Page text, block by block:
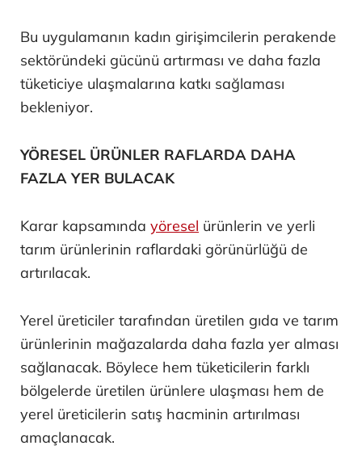
Bu uygulamanın kadın girişimcilerin perakende
sektöründeki gücünü artırması ve daha fazla
tüketiciye ulaşmalarına katkı sağlaması
bekleniyor.
YÖRESEL ÜRÜNLER RAFLARDA DAHA
FAZLA YER BULACAK
Karar kapsamında yöresel ürünlerin ve yerli
tarım ürünlerinin raflardaki görünürlüğü de
artırılacak.
Yerel üreticiler tarafından üretilen gıda ve tarım
ürünlerinin mağazalarda daha fazla yer alması
sağlanacak. Böylece hem tüketicilerin farklı
bölgelerde üretilen ürünlere ulaşması hem de
yerel üreticilerin satış hacminin artırılması
amaçlanacak.